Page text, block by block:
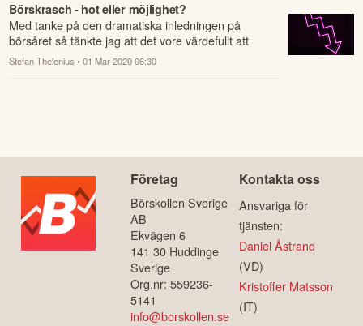
Börskrasch - hot eller möjlighet?
Med tanke på den dramatiska inledningen på
börsåret så tänkte jag att det vore värdefullt att
summera mina aktiestrategier såväl som tankar ...
Stefan Thelenius • 01 Mar 2020 06:30
Företag
Börskollen Sverige
AB
Ekvägen 6
141 30 Huddinge
Sverige
Org.nr: 559236-
5141
info@borskollen.se
Kontakta oss
Ansvariga för
tjänsten:
Daniel Åstrand
(VD)
Kristoffer Matsson
(IT)